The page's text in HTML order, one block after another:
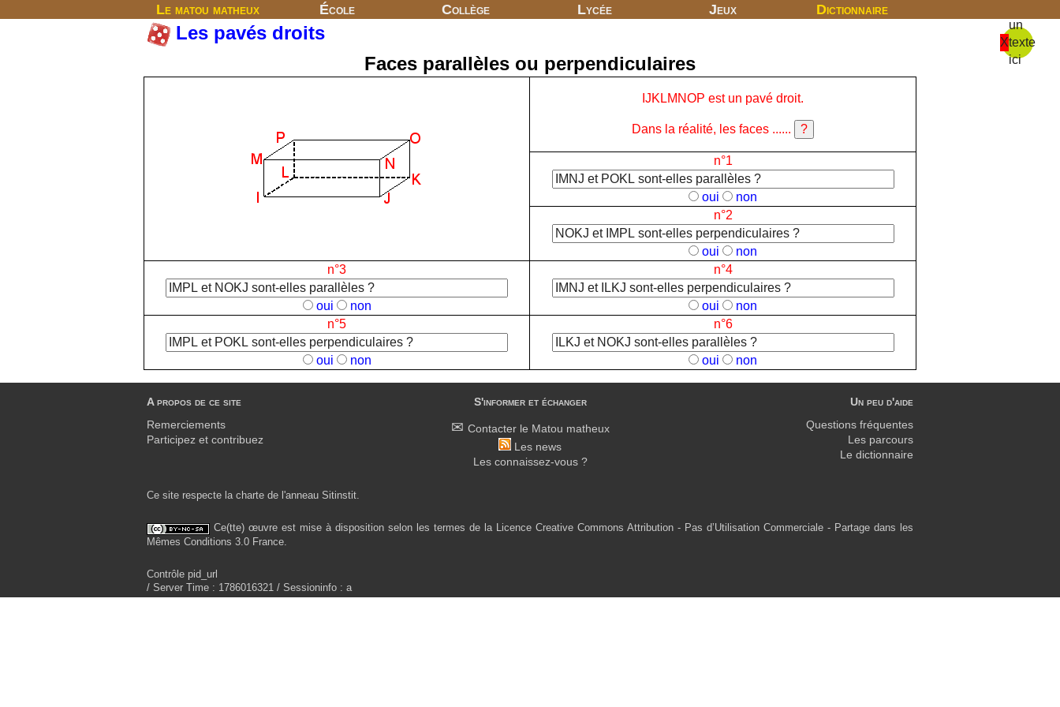
Le matou matheux École Collège Lycée Jeux Dictionnaire
X
un
texte
ici
Les pavés droits
Faces parallèles ou perpendiculaires
IJKLMNOP est un pavé droit.
Dans la réalité, les faces ......
n°1
oui
non
n°2
oui
non
n°3
oui non
n°4
oui
non
n°5
oui non
n°6
oui non
A propos de ce site
Remerciements
Participez et contribuez
S'informer et échanger
Contacter le Matou matheux
Les news
Les connaissez-vous ?
Un peu d'aide
Questions fréquentes
Les parcours
Le dictionnaire
Ce site respecte la charte de l'anneau Sitinstit.
Ce(tte) œuvre est mise à disposition selon les termes de la Licence Creative Commons Attribution - Pas d’Utilisation Commerciale - Partage dans les
Mêmes Conditions 3.0 France.
Contrôle pid_url
/ Server Time : 1786016321 / Sessioninfo : a